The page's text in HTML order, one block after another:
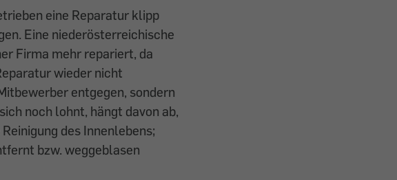
eine Reparatur klipp
Eine niederösterreichische
Firma mehr repariert, da
wieder nicht
entgegen, sondern
noch lohnt, hängt ­davon ab,
des Innenlebens;
bzw. weggeblasen